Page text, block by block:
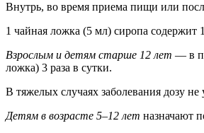
Внутрь, во время приема пищи или
1 чайная ложка (5 мл) сиропа содержит
Взрослым и детям старше 12 лет — в
ложка) 3 раза в сутки.
В тяжелых случаях заболевания дозу
Детям в возрасте 5–12 лет назначают